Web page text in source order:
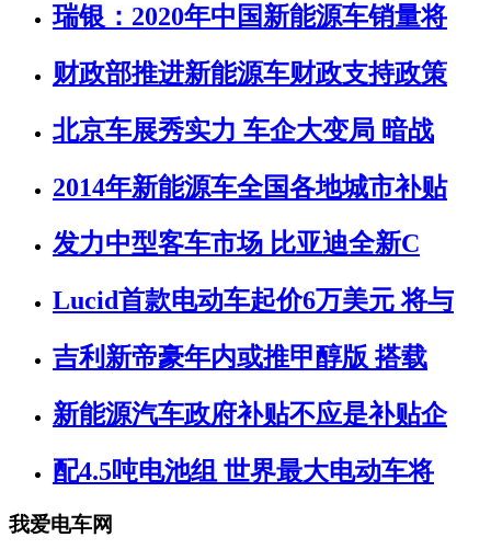
瑞银：2020年中国新能源车销量将
财政部推进新能源车财政支持政策
北京车展秀实力 车企大变局 暗战
2014年新能源车全国各地城市补贴
发力中型客车市场 比亚迪全新C
Lucid首款电动车起价6万美元 将与
吉利新帝豪年内或推甲醇版 搭载
新能源汽车政府补贴不应是补贴企
配4.5吨电池组 世界最大电动车将
我爱电车网